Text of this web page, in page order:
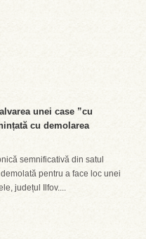
unei case ”cu
cu demolarea
semnificativă din satul
pentru a face loc unei
județul Ilfov....